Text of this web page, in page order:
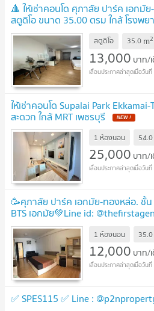
🔺 ให้เช่าคอนโด ศุภาลัย ปาร์ค เอก
สตูดิโอ ขนาด 35.00 ตรม ใกล้ โรงพ
สตูดิโอ 35.0 m2
13,000 บาท/
ให้เช่าคอนโด Supalai Park
สะดวก ใกล้ MRT เพชรบุรี
1 ห้องนอน 54.0
25,000 บาท/
🥳ศุภาลัย ปาร์ค เอกมัย-ทองหล่อ. ชั้
BTS เอกมัย💚Line id:
1 ห้องนอน 35.0
12,000 บาท/
✅ SPES115 ✅ Line :